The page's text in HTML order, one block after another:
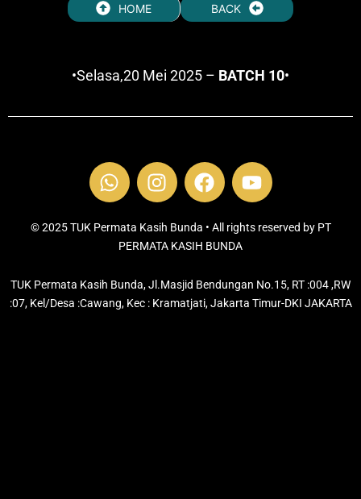
HOME BACK
•Selasa,20 Mei 2025 – BATCH 10•
W
h
t
p
p
I
n
t
a
r
a
F
a
e
b
o
k
Y
o
t
e
© 2025 TUK Permata Kasih Bunda • All rights reserved by PT
PERMATA KASIH BUNDA
TUK Permata Kasih Bunda, Jl.Masjid Bendungan No.15, RT :004 ,RW
:07, Kel/Desa :Cawang, Kec : Kramatjati, Jakarta Timur-DKI JAKARTA